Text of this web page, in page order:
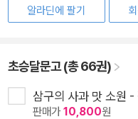
알라딘에 팔기
초승달문고 (총 66권)
삼구의 사과 맛 소원
판매가10,800원